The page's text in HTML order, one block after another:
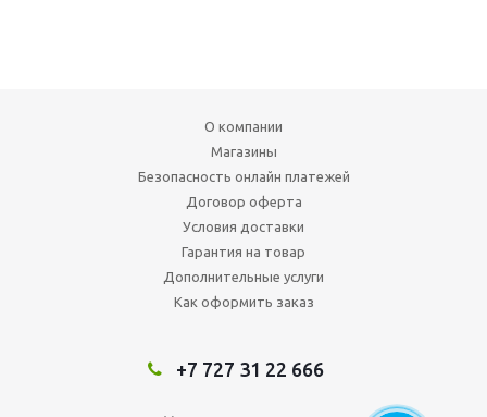
О компании
Магазины
Безопасность онлайн платежей
Договор оферта
Условия доставки
Гарантия на товар
Дополнительные услуги
Как оформить заказ
+7 727 31 22 666